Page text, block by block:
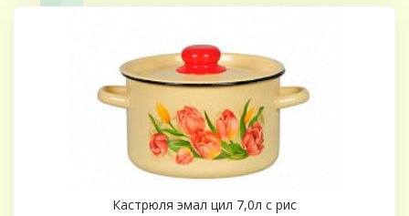
Кастрюля эмал цил 7,0л с рис